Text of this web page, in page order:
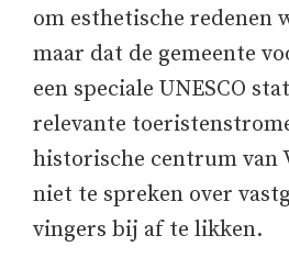
om esthetische redenen
maar dat de gemeente
een speciale UNESCO
relevante
historische centrum van
niet te spreken over
vingers bij af te likken.